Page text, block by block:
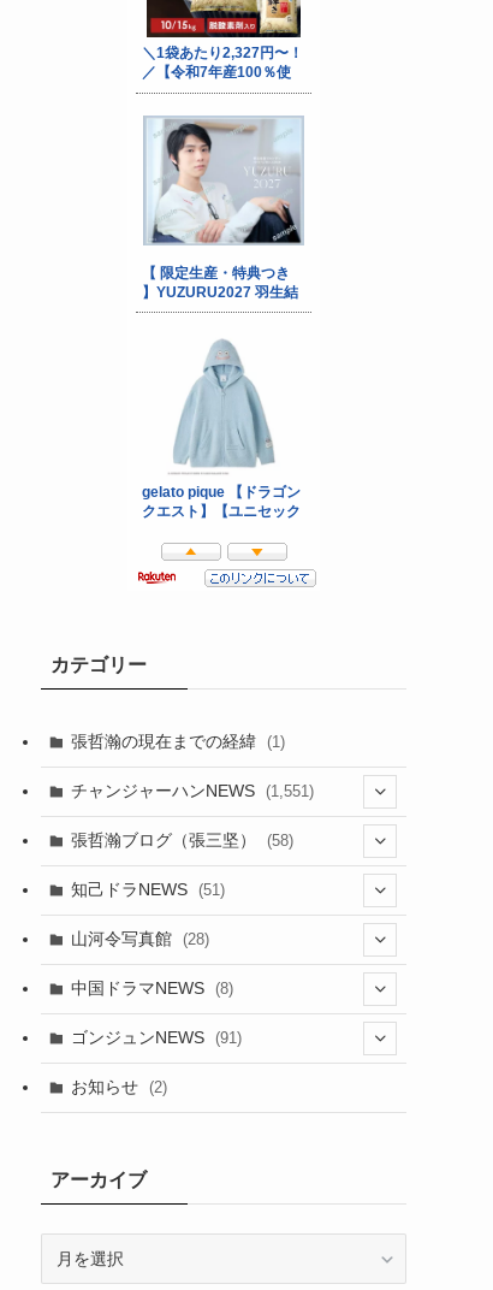
カテゴリー
張哲瀚の現在までの経緯 (1)
チャンジャーハンNEWS (1,551)
(8)
(29)
(20)
(21)
(21)
張哲瀚ブログ（張三坚） (58)
(14)
知己ドラNEWS (51)
(42)
(5)
(1)
山河令写真館 (28)
(17)
(3)
(2)
中国ドラマNEWS (8)
(1)
(6)
ゴンジュンNEWS (91)
お知らせ (2)
アーカイブ